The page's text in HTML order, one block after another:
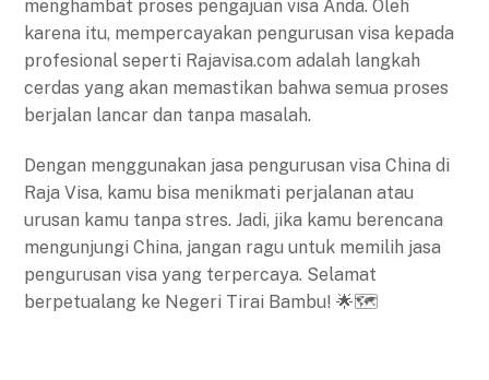
menghambat proses pengajuan visa Anda. Oleh
karena itu, mempercayakan pengurusan visa kepada
profesional seperti Rajavisa.com adalah langkah
cerdas yang akan memastikan bahwa semua proses
berjalan lancar dan tanpa masalah.
Dengan menggunakan jasa pengurusan visa China di
Raja Visa, kamu bisa menikmati perjalanan atau
urusan kamu tanpa stres. Jadi, jika kamu berencana
mengunjungi China, jangan ragu untuk memilih jasa
pengurusan visa yang terpercaya. Selamat
berpetualang ke Negeri Tirai Bambu! 🌟🗺️